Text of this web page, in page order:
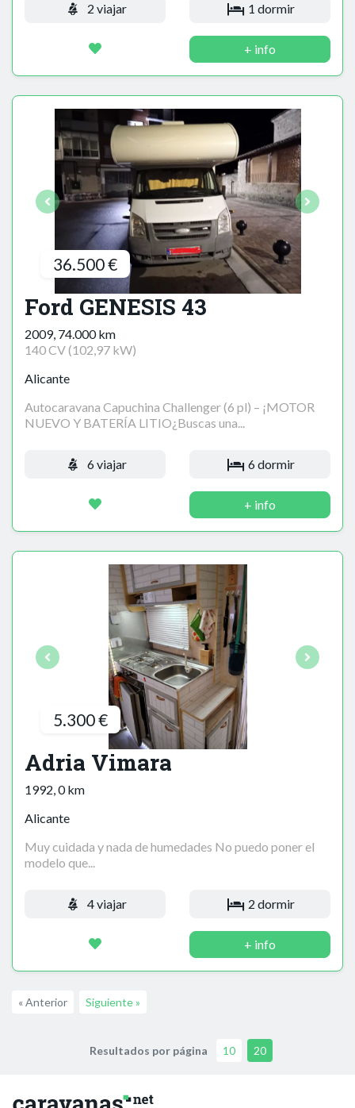
2 viajar 1 dormir
+ info
36.500 €
Ford GENESIS 43
2009, 74.000 km
140 CV (102,97 kW)
Alicante
Autocaravana Capuchina Challenger (6 pl) – ¡MOTOR
NUEVO Y BATERÍA LITIO¿Buscas una...
6 viajar 6 dormir
+ info
5.300 €
Adria Vimara
1992, 0 km
Alicante
Muy cuidada y nada de humedades No puedo poner el
modelo que...
4 viajar 2 dormir
+ info
« Anterior Siguiente »
Resultados por página 10 20